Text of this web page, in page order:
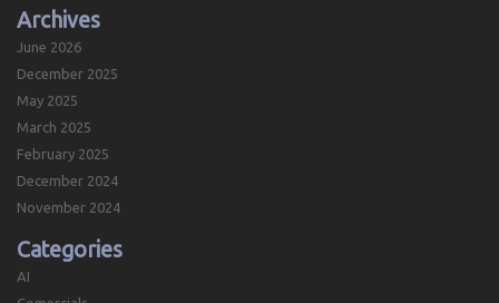
Archives
June 2026
December 2025
May 2025
March 2025
February 2025
December 2024
November 2024
Categories
AI